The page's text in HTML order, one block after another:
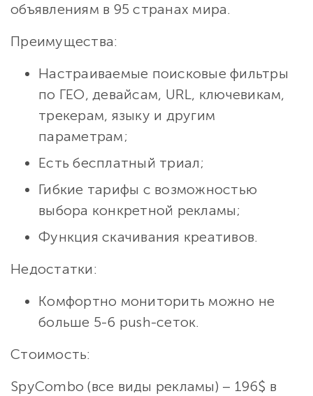
объявлениям в 95 странах мира.
Преимущества:
Настраиваемые поисковые фильтры
по ГЕО, девайсам, URL, ключевикам,
трекерам, языку и другим
параметрам;
Есть бесплатный триал;
Гибкие тарифы с возможностью
выбора конкретной рекламы;
Функция скачивания креативов.
Недостатки:
Комфортно мониторить можно не
больше 5-6 рush-сеток.
Стоимость:
SpyCombo (все виды рекламы) – 196$ в